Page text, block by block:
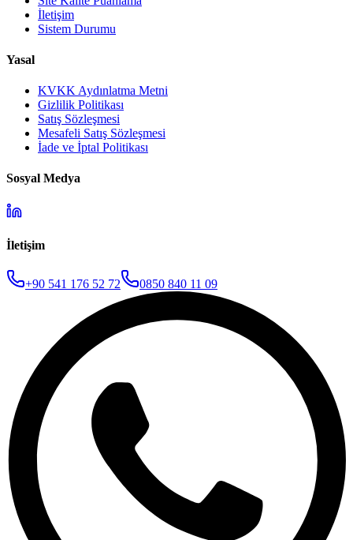
İletişim
Sistem Durumu
Yasal
KVKK Aydınlatma Metni
Gizlilik Politikası
Satış Sözleşmesi
Mesafeli Satış Sözleşmesi
İade ve İptal Politikası
Sosyal Medya
İletişim
+90 541 176 52 72 0850 840 11 09